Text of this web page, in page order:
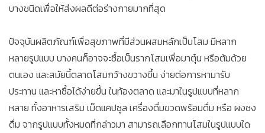
บางชนิดเพื่อให้ส่งผลดีต่อร่างกายมากที่สุด
ปัจจุบันผลิตภัณฑ์เพื่อสุขภาพที่มีส่วนผสมหลักเป็นโสม มีหลาก
หลายรูปแบบ บางคนก็อาจจะซื้อเป็นรากโสมเพื่อมาตุ๋น หรือต้มด้วย
ตนเอง และสมัยนี้ตลาดโสมกว้างขวางขึ้น ง่ายต่อการหามารับ
ประทาน และหาซื้อได้ง่ายขึ้น ในท้องตลาด และมาในรูปแบบที่หลาก
หลาย ทั้งอาหารเสริม เม็ดแคปซูล เครื่องดื่มขวดพร้อมดื่ม หรือ ผงชง
ดื่ม จากรูปแบบทั้งหมดที่กล่าวมา สามารถเลือกทานโสมในรูปแบบใด